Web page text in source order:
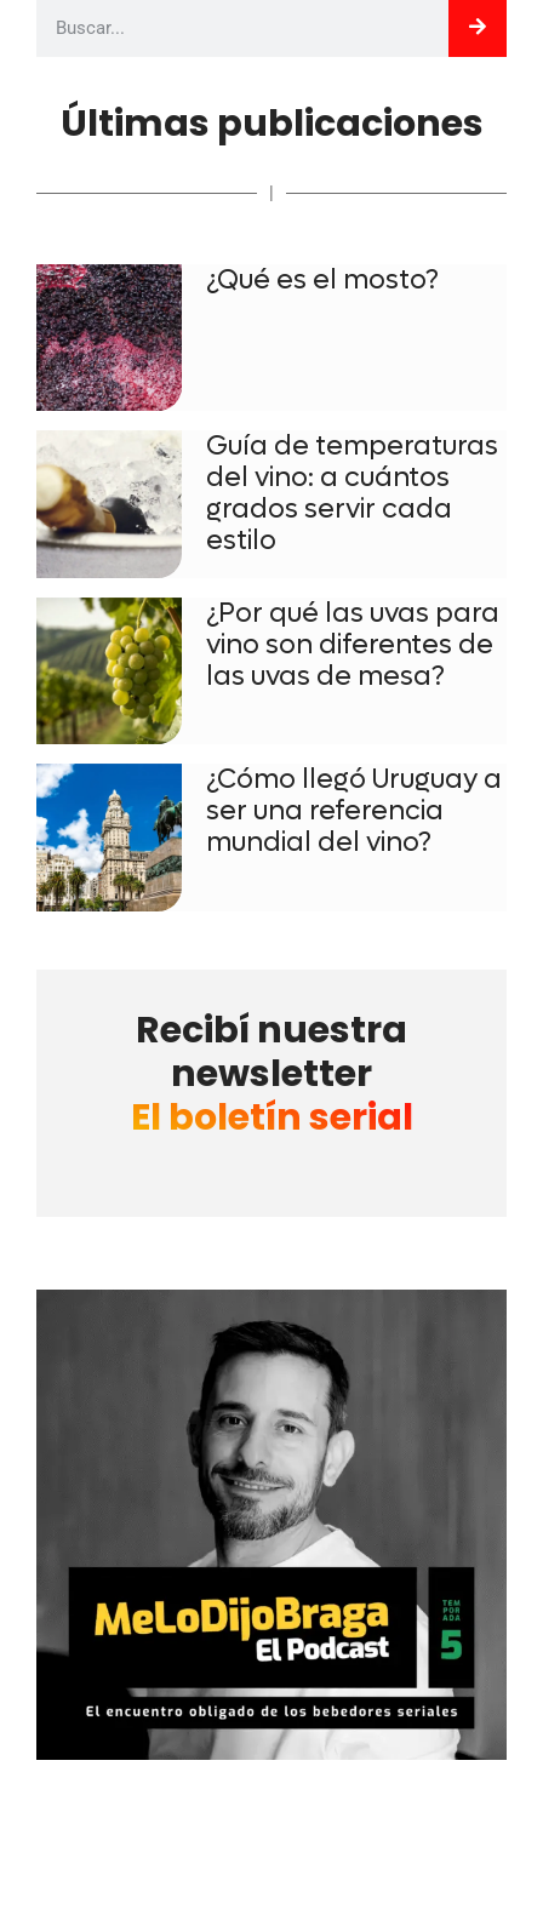
Últimas publicaciones
|
¿Qué es el mosto?
Guía de temperaturas
del vino: a cuántos
grados servir cada
estilo
¿Por qué las uvas para
vino son diferentes de
las uvas de mesa?
¿Cómo llegó Uruguay a
ser una referencia
mundial del vino?
Recibí nuestra
newsletter
El boletín serial